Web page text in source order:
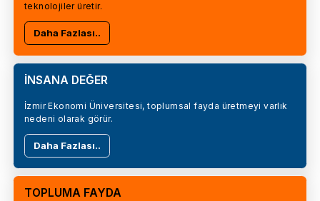
teknolojiler üretir.
Daha Fazlası..
İNSANA DEĞER
İzmir Ekonomi Üniversitesi, toplumsal fayda üretmeyi varlık
nedeni olarak görür.
Daha Fazlası..
TOPLUMA FAYDA